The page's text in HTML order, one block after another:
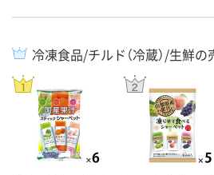
冷凍食品/チルド（冷蔵）/生鮮